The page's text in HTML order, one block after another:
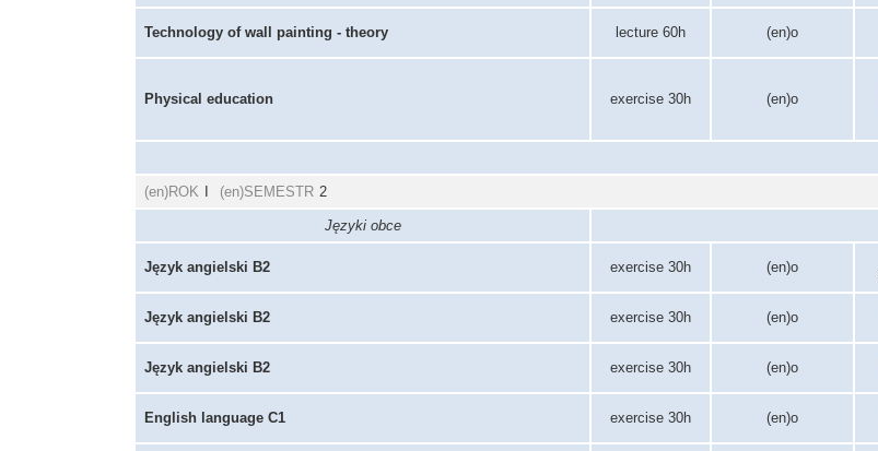
Technology of wall painting - theory lecture 60h (en)o
Physical education exercise 30h (en)o
(en)ROK (en)SEMESTR 2
Języki obce
Język angielski B2 exercise 30h (en)o
Język angielski B2 exercise 30h (en)o
Język angielski B2 exercise 30h (en)o
English language C1 exercise 30h (en)o